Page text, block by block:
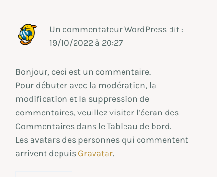
Un commentateur WordPress dit :
19/10/2022 à 20:27
Bonjour, ceci est un commentaire.
Pour débuter avec la modération, la
modification et la suppression de
commentaires, veuillez visiter l’écran des
Commentaires dans le Tableau de bord.
Les avatars des personnes qui commentent
arrivent depuis Gravatar.